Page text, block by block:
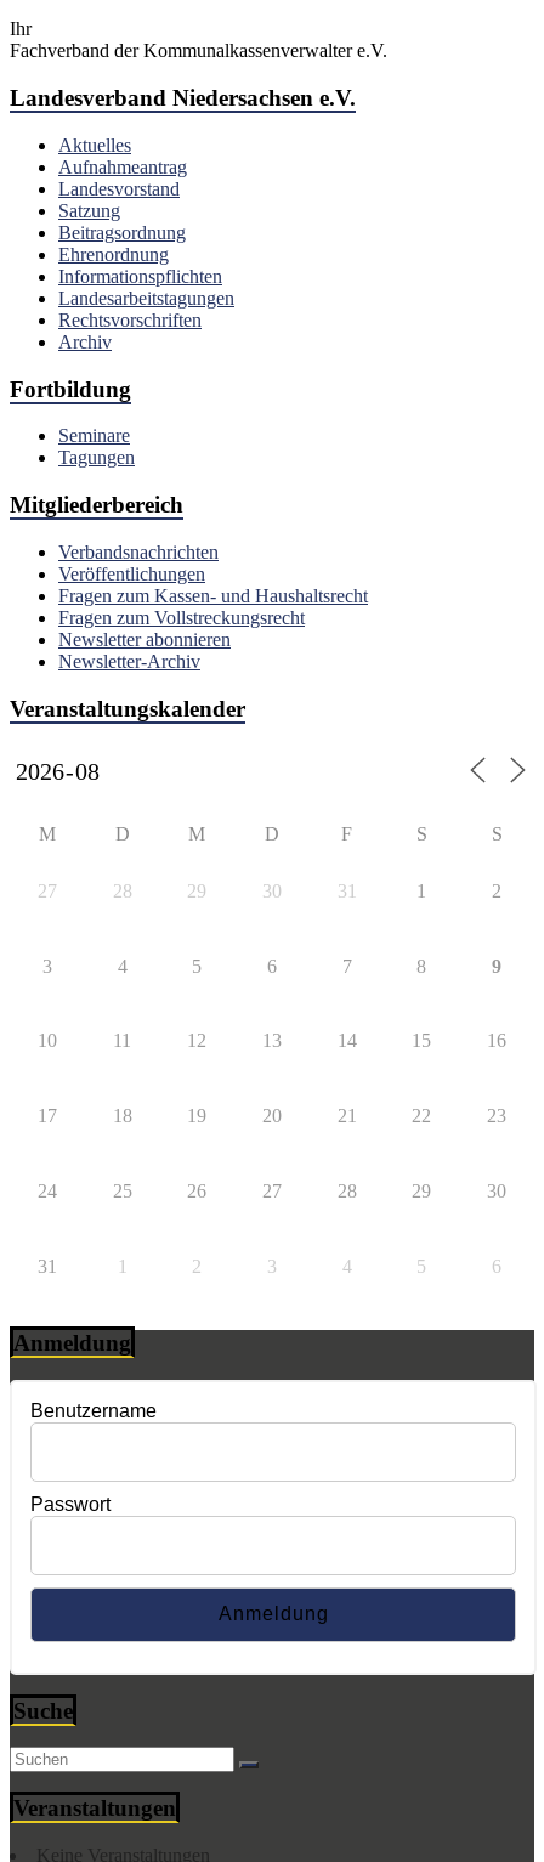
Ihr
Fachverband der Kommunalkassenverwalter e.V.
Landesverband Niedersachsen e.V.
Aktuelles
Aufnahmeantrag
Landesvorstand
Satzung
Beitragsordnung
Ehrenordnung
Informationspflichten
Landesarbeitstagungen
Rechtsvorschriften
Archiv
Fortbildung
Seminare
Tagungen
Mitgliederbereich
Verbandsnachrichten
Veröffentlichungen
Fragen zum Kassen- und Haushaltsrecht
Fragen zum Vollstreckungsrecht
Newsletter abonnieren
Newsletter-Archiv
Veranstaltungskalender
M D M D F S S
27 28 29 30 31 1 2
3 4 5 6 7 8 9
10 11 12 13 14 15 16
17 18 19 20 21 22 23
24 25 26 27 28 29 30
31 1 2 3 4 5 6
Anmeldung
Benutzername
Passwort
Suche
Veranstaltungen
Keine Veranstaltungen